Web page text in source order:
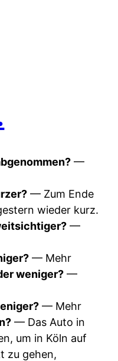
—
— Zum Ende
wieder kurz.
—
— Mehr
weniger? —
— Mehr
— Das Auto in
um in Köln auf
zu gehen,